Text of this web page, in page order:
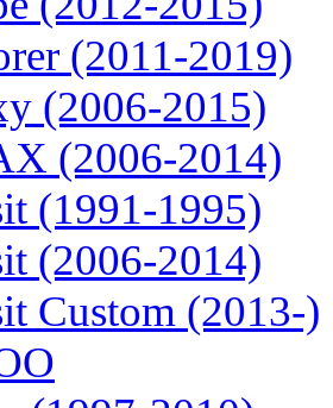
(2011-2019)
(2006-2015)
(2006-2014)
(1991-1995)
(2006-2014)
Custom (2013-)